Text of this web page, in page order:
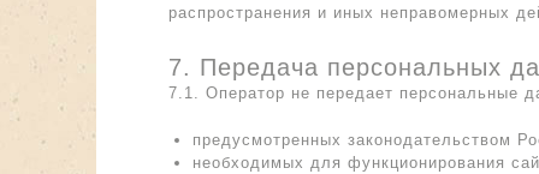
распространения и иных неправомерных
7. Передача персональных
7.1. Оператор не передает персональные
предусмотренных законодательством
необходимых для функционирования